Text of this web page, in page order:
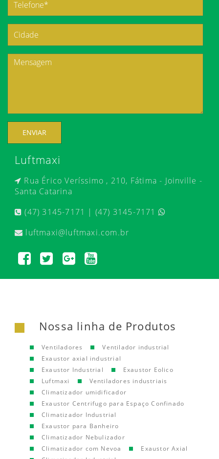
ENVIAR
Luftmaxi
Rua Érico Veríssimo , 210, Fátima - Joinville -
Santa Catarina
(47) 3145-7171 | (47) 3145-7171
luftmaxi@luftmaxi.com.br
Nossa linha de Produtos
Ventiladores
Ventilador industrial
Exaustor axial industrial
Exaustor Industrial
Exaustor Eolico
Luftmaxi
Ventiladores industriais
Climatizador umidificador
Exaustor Centrifugo para Espaço Confinado
Climatizador Industrial
Exaustor para Banheiro
Climatizador Nebulizador
Climatizador com Nevoa
Exaustor Axial